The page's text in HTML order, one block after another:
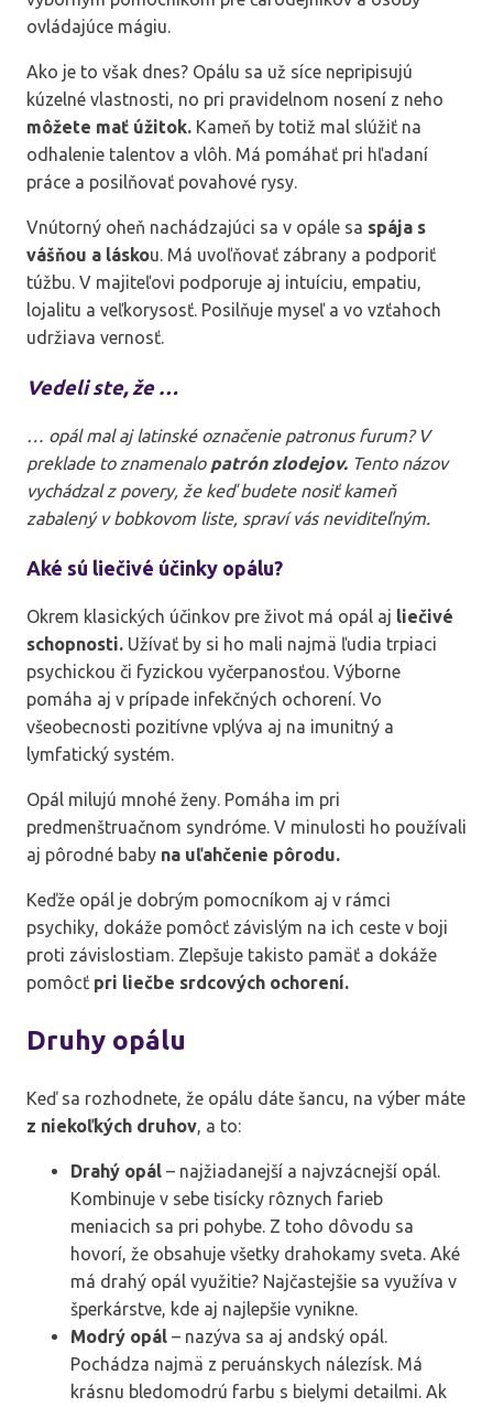
ovládajúce mágiu.
Ako je to však dnes? Opálu sa už síce nepripisujú
kúzelné vlastnosti, no pri pravidelnom nosení z neho
môžete mať úžitok. Kameň by totiž mal slúžiť na
odhalenie talentov a vlôh. Má pomáhať pri hľadaní
práce a posilňovať povahové rysy.
Vnútorný oheň nachádzajúci sa v opále sa spája s
vášňou a láskou. Má uvoľňovať zábrany a podporiť
túžbu. V majiteľovi podporuje aj intuíciu, empatiu,
lojalitu a veľkorysosť. Posilňuje myseľ a vo vzťahoch
udržiava vernosť.
Vedeli ste, že …
… opál mal aj latinské označenie patronus furum? V
preklade to znamenalo patrón zlodejov. Tento názov
vychádzal z povery, že keď budete nosiť kameň
zabalený v bobkovom liste, spraví vás neviditeľným.
Aké sú liečivé účinky opálu?
Okrem klasických účinkov pre život má opál aj liečivé
schopnosti. Užívať by si ho mali najmä ľudia trpiaci
psychickou či fyzickou vyčerpanosťou. Výborne
pomáha aj v prípade infekčných ochorení. Vo
všeobecnosti pozitívne vplýva aj na imunitný a
lymfatický systém.
Opál milujú mnohé ženy. Pomáha im pri
predmenštruačnom syndróme. V minulosti ho používali
aj pôrodné baby na uľahčenie pôrodu.
Keďže opál je dobrým pomocníkom aj v rámci
psychiky, dokáže pomôcť závislým na ich ceste v boji
proti závislostiam. Zlepšuje takisto pamäť a dokáže
pomôcť pri liečbe srdcových ochorení.
Druhy opálu
Keď sa rozhodnete, že opálu dáte šancu, na výber máte
z niekoľkých druhov, a to:
Drahý opál – najžiadanejší a najvzácnejší opál.
Kombinuje v sebe tisícky rôznych farieb
meniacich sa pri pohybe. Z toho dôvodu sa
hovorí, že obsahuje všetky drahokamy sveta. Aké
má drahý opál využitie? Najčastejšie sa využíva v
šperkárstve, kde aj najlepšie vynikne.
Modrý opál – nazýva sa aj andský opál.
Pochádza najmä z peruánskych nálezísk. Má
krásnu bledomodrú farbu s bielymi detailmi. Ak